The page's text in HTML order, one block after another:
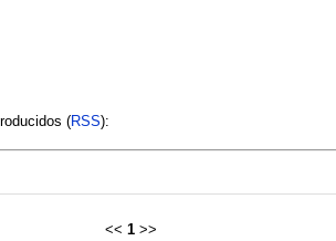
(RSS):
<< 1 >>